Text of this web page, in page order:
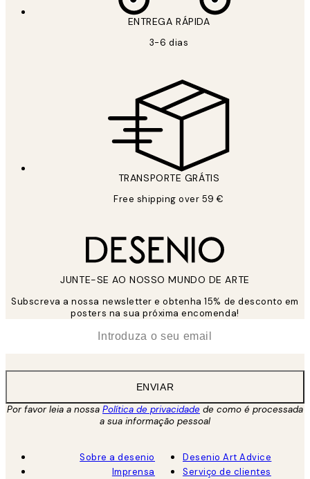
ENTREGA RÁPIDA
3-6 dias
TRANSPORTE GRÁTIS
Free shipping over 59 €
JUNTE-SE AO NOSSO MUNDO DE ARTE
Subscreva a nossa newsletter e obtenha 15% de desconto em
posters na sua próxima encomenda!
ENVIAR
Por favor leia a nossa Política de privacidade de como é processada
a sua informação pessoal
Sobre a desenio
Imprensa
Desenio Art Advice
Serviço de clientes